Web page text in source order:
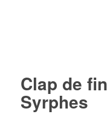
Clap de
Syrphes